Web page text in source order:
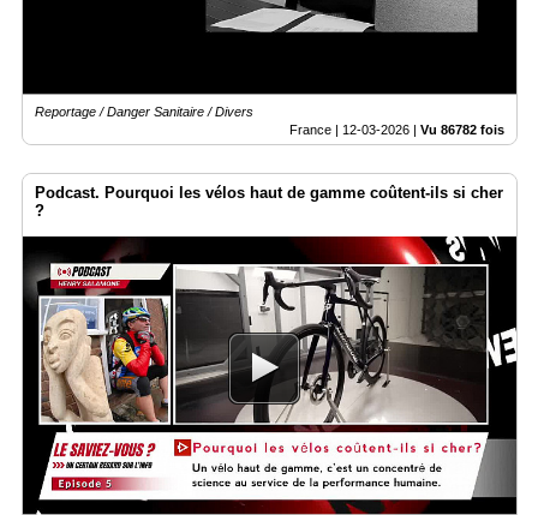
Reportage / Danger Sanitaire / Divers
France | 12-03-2026 | Vu 86782 fois
Podcast. Pourquoi les vélos haut de gamme coûtent-ils si cher
?